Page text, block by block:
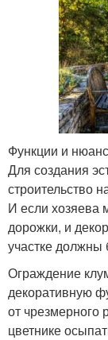
Функции и
Для создания
строительство
И если хозяева
дорожки, и
участке должны
Ограждение
декоративную
от чрезмерного
цветнике